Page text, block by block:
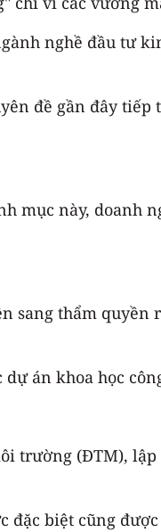
nghề đầu tư
đề gần đây
mục này, doanh
thẩm quyền
án khoa học
trường (ĐTM),
biệt cũng